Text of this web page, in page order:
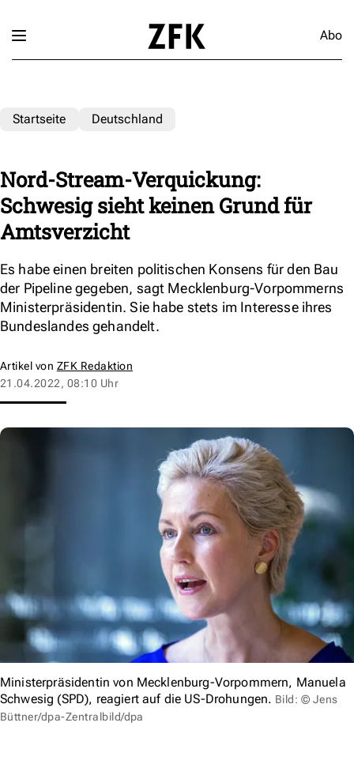
Abo
Startseite Deutschland
Nord-Stream-Verquickung:
Schwesig sieht keinen Grund für
Amtsverzicht
Es habe einen breiten politischen Konsens für den Bau
der Pipeline gegeben, sagt Mecklenburg-Vorpommerns
Ministerpräsidentin. Sie habe stets im Interesse ihres
Bundeslandes gehandelt.
Artikel von ZFK Redaktion
21.04.2022, 08:10 Uhr
Ministerpräsidentin von Mecklenburg-Vorpommern, Manuela
Schwesig (SPD), reagiert auf die US-Drohungen. Bild: © Jens
Büttner/dpa-Zentralbild/dpa